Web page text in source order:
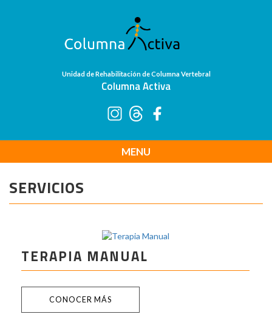
Unidad de Rehabilitación de Columna Vertebral
Columna Activa
MENU
SERVICIOS
TERAPIA MANUAL
CONOCER MÁS